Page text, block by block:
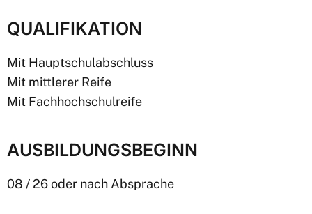
QUALIFIKATION
Mit Hauptschulabschluss
Mit mittlerer Reife
Mit Fachhochschulreife
AUSBILDUNGSBEGINN
08 / 26 oder nach Absprache